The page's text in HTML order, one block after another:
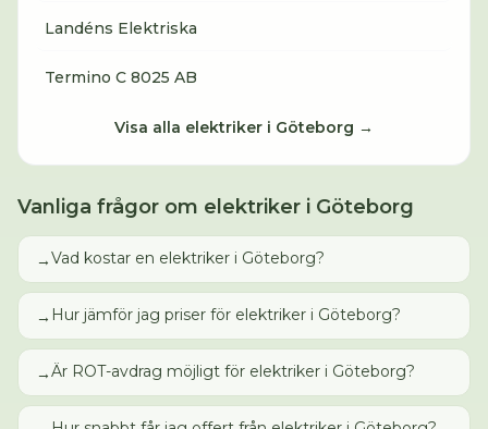
Landéns Elektriska
Termino C 8025 AB
Visa alla elektriker i Göteborg →
Vanliga frågor om elektriker i Göteborg
→Vad kostar en elektriker i Göteborg?
→ Hur jämför jag priser för elektriker i Göteborg?
→Är ROT-avdrag möjligt för elektriker i Göteborg?